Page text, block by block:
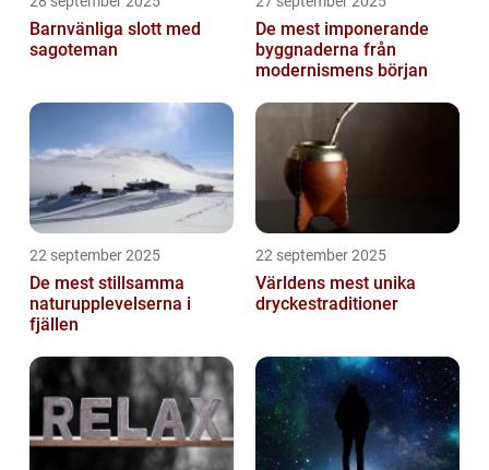
Barnvänliga slott med
sagoteman
De mest imponerande
byggnaderna från
modernismens början
22 september 2025
De mest stillsamma
naturupplevelserna i
fjällen
22 september 2025
Världens mest unika
dryckestraditioner